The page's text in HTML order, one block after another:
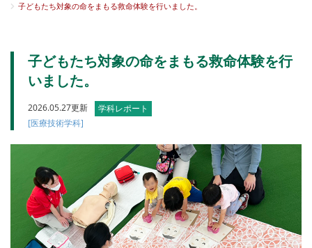
子どもたち対象の命をまもる救命体験を行いました。
子どもたち対象の命をまもる救命体験を行
いました。
2026.05.27更新
学科レポート
[医療技術学科]